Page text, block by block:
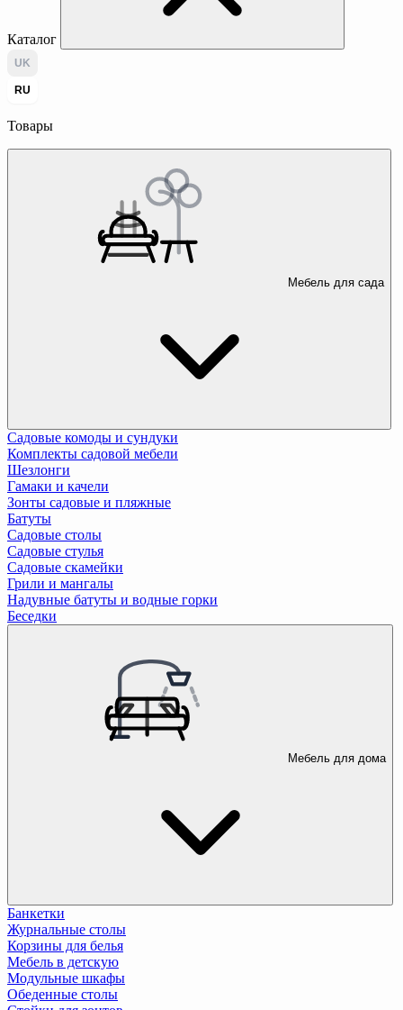
Каталог
UK
RU
Товары
Мебель для сада
Садовые комоды и сундуки
Комплекты садовой мебели
Шезлонги
Гамаки и качели
Зонты садовые и пляжные
Батуты
Садовые столы
Садовые стулья
Садовые скамейки
Грили и мангалы
Надувные батуты и водные горки
Беседки
Мебель для дома
Банкетки
Журнальные столы
Корзины для белья
Мебель в детскую
Модульные шкафы
Обеденные столы